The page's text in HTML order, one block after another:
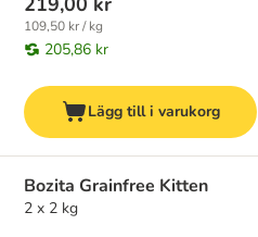
109,50 kr / kg
205,86 kr
Lägg till i varukorg
Bozita Grainfree Kitten
2 x 2 kg